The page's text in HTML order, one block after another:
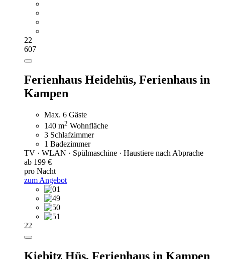
22
607
Ferienhaus Heidehüs, Ferienhaus in
Kampen
Max. 6 Gäste
140 m2 Wohnfläche
3 Schlafzimmer
1 Badezimmer
TV · WLAN · Spülmaschine · Haustiere nach Abprache
ab 199 €
pro Nacht
zum Angebot
22
Kiebitz Hüs, Ferienhaus in Kampen